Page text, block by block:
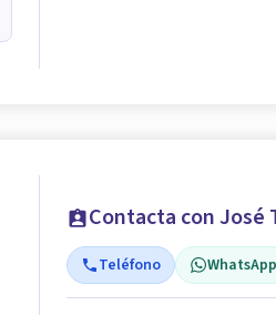
Contacta con José
Teléfono WhatsApp